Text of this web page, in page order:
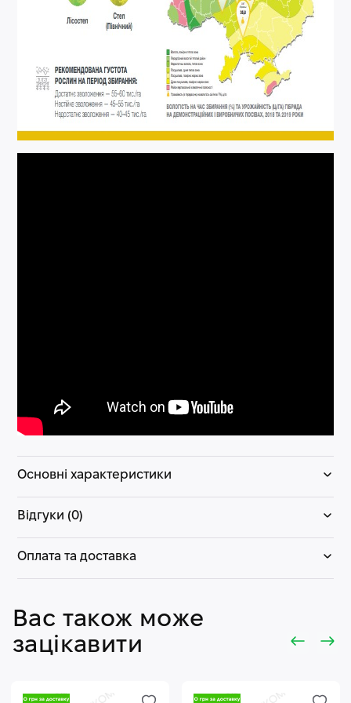
Основні характеристики
Відгуки (0)
Оплата та доставка
Вас також може
зацікавити